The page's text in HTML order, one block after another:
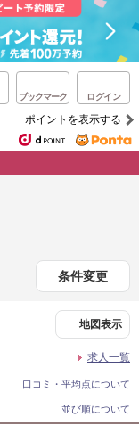
ブックマーク ログイン
ポイントを表示する
条件変更
地図表示
求人一覧
口コミ・平均点について
並び順について